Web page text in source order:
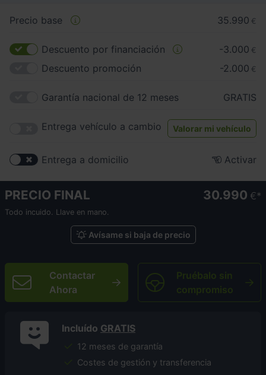
Precio base 35.990 €
Descuento por financiación -3.000 €
Descuento promoción -2.000 €
Garantía nacional de 12 meses GRATIS
Entrega vehículo a cambio Valorar mi vehículo
Entrega a domicilio Activar
PRECIO FINAL 30.990 €
Todo incuido. Llave en mano.
Avísame si baja de precio
Contactar
Ahora
Pruébalo sin
compromiso
Incluído GRATIS
12 meses de garantía
Costes de gestión y transferencia